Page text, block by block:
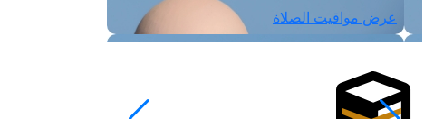
عرض مواقيت الصلاة